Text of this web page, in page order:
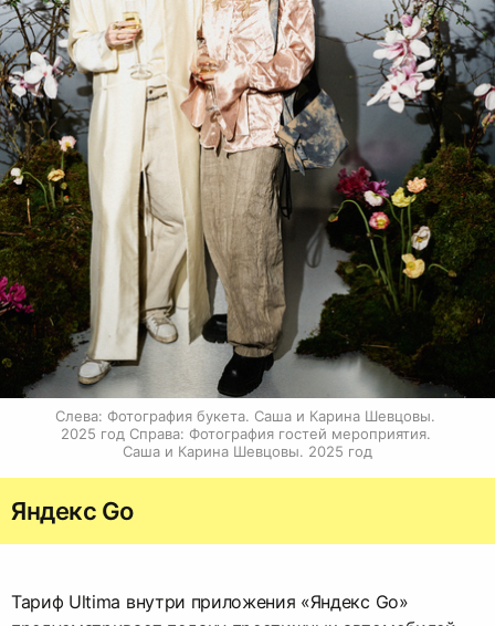
Слева: Фотография букета. Саша и Карина Шевцовы.
2025 год Справа: Фотография гостей мероприятия.
Саша и Карина Шевцовы. 2025 год
Яндекс Go
Тариф Ultima внутри приложения «Яндекс Go»